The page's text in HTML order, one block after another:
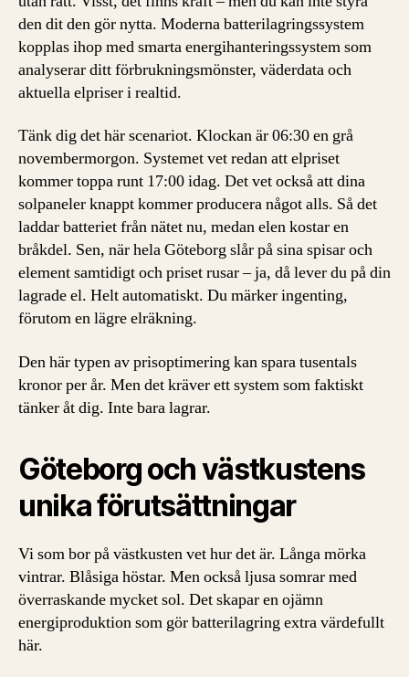
den dit den gör nytta. Moderna batterilagringssystem
kopplas ihop med smarta energihanteringssystem som
analyserar ditt förbrukningsmönster, väderdata och
aktuella elpriser i realtid.
Tänk dig det här scenariot. Klockan är 06:30 en grå
novembermorgon. Systemet vet redan att elpriset
kommer toppa runt 17:00 idag. Det vet också att dina
solpaneler knappt kommer producera något alls. Så det
laddar batteriet från nätet nu, medan elen kostar en
bråkdel. Sen, när hela Göteborg slår på sina spisar och
element samtidigt och priset rusar – ja, då lever du på din
lagrade el. Helt automatiskt. Du märker ingenting,
förutom en lägre elräkning.
Den här typen av prisoptimering kan spara tusentals
kronor per år. Men det kräver ett system som faktiskt
tänker åt dig. Inte bara lagrar.
Göteborg och västkustens
unika förutsättningar
Vi som bor på västkusten vet hur det är. Långa mörka
vintrar. Blåsiga höstar. Men också ljusa somrar med
överraskande mycket sol. Det skapar en ojämn
energiproduktion som gör batterilagring extra värdefullt
här.